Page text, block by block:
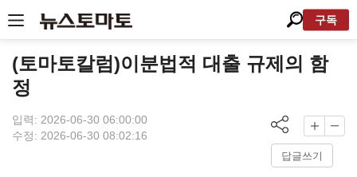
구독
(토마토칼럼)이분법적 대출 규제의 함
정
입력: 2026-06-30 06:00:00
수정: 2026-06-30 08:02:16
답글쓰기